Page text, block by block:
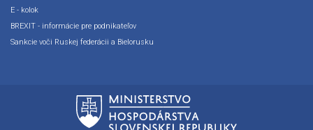
E - kolok
BREXIT - informácie pre podnikateľov
Sankcie voči Ruskej federácii a Bielorusku